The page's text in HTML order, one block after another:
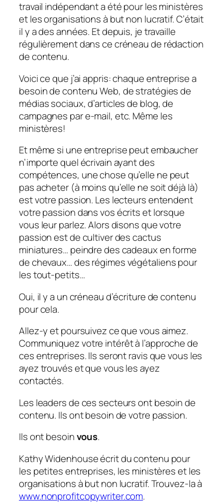
travail indépendant a été pour les ministères
et les organisations à but non lucratif. C’était
il y a des années. Et depuis, je travaille
régulièrement dans ce créneau de rédaction
de contenu.
Voici ce que j’ai appris: chaque entreprise a
besoin de contenu Web, de stratégies de
médias sociaux, d’articles de blog, de
campagnes par e-mail, etc. Même les
ministères!
Et même si une entreprise peut embaucher
n’importe quel écrivain ayant des
compétences, une chose qu’elle ne peut
pas acheter (à moins qu’elle ne soit déjà là)
est votre passion. Les lecteurs entendent
votre passion dans vos écrits et lorsque
vous leur parlez. Alors disons que votre
passion est de cultiver des cactus
miniatures… peindre des cadeaux en forme
de chevaux… des régimes végétaliens pour
les tout-petits…
Oui, il y a un créneau d’écriture de contenu
pour cela.
Allez-y et poursuivez ce que vous aimez.
Communiquez votre intérêt à l’approche de
ces entreprises. Ils seront ravis que vous les
ayez trouvés et que vous les ayez
contactés.
Les leaders de ces secteurs ont besoin de
contenu. Ils ont besoin de votre passion.
Ils ont besoinvous.
Kathy Widenhouse écrit du contenu pour
les petites entreprises, les ministères et les
organisations à but non lucratif. Trouvez-la à
www.nonprofitcopywriter.com.